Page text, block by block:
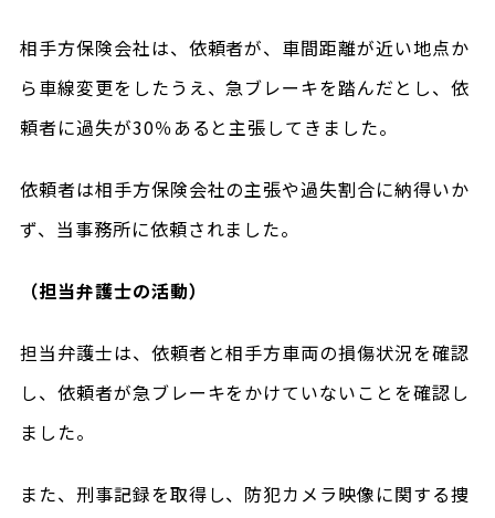
相手方保険会社は、依頼者が、車間距離が近い地点か
ら車線変更をしたうえ、急ブレーキを踏んだとし、依
頼者に過失が30％あると主張してきました。
依頼者は相手方保険会社の主張や過失割合に納得いか
ず、当事務所に依頼されました。
（担当弁護士の活動）
担当弁護士は、依頼者と相手方車両の損傷状況を確認
し、依頼者が急ブレーキをかけていないことを確認し
ました。
また、刑事記録を取得し、防犯カメラ映像に関する捜